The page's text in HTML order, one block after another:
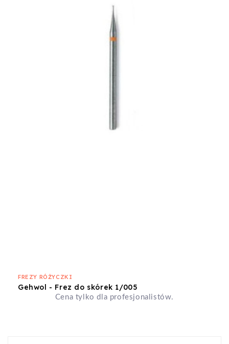
FREZY RÓŻYCZKI
Gehwol - Frez do skórek 1/005
Cena tylko dla profesjonalistów.